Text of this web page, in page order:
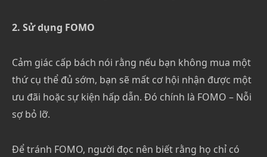
2. Sử dụng FOMO
Cảm giác cấp bách nói rằng nếu bạn không mua một
thứ cụ thể đủ sớm, bạn sẽ mất cơ hội nhận được một
ưu đãi hoặc sự kiện hấp dẫn. Đó chính là FOMO – Nỗi
sợ bỏ lỡ.
Để tránh FOMO, người đọc nên biết rằng họ chỉ có